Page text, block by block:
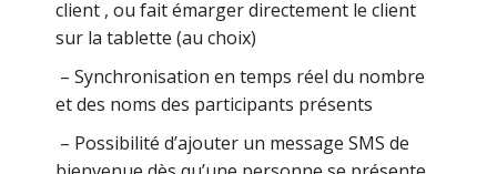
client , ou fait émarger directement le client
sur la tablette (au choix)
– Synchronisation en temps réel du nombre
et des noms des participants présents
– Possibilité d’ajouter un message SMS de